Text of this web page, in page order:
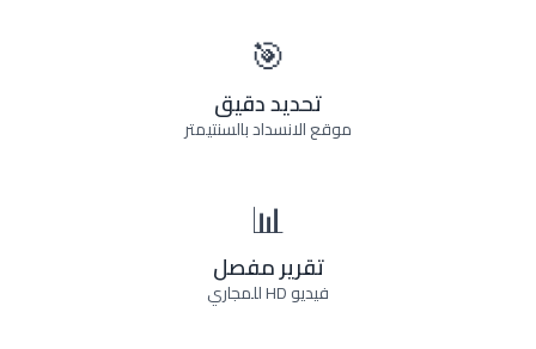
🎯
تحديد دقيق
موقع الانسداد بالسنتيمتر
📊
تقرير مفصل
فيديو HD للمجاري